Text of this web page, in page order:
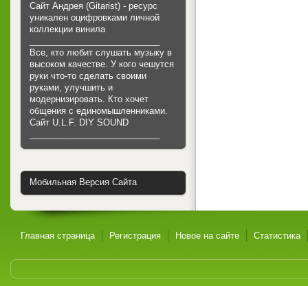
Сайт Андрея (Gitarist) - ресурс
уникален оцифровками личной
коллекции винила
Все, кто любит слушать музыку в
высоком качестве. У кого чешутся
руки что-то сделать своими
руками, улучшить и
модернизировать. Кто хочет
общения с единомышленниками.
Cайт U.L.F. DIY SOUND
Мобильная Версия Сайта
Главная страница Регистрация Новое на сайте Статистика